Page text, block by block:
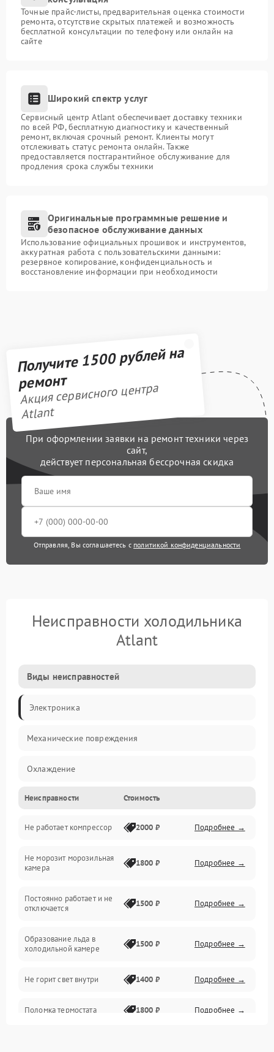
Точные прайс-листы, предварительная оценка стоимости
ремонта, отсутствие скрытых платежей и возможность
бесплатной консультации по телефону или онлайн на
сайте
Широкий спектр услуг
Сервисный центр Atlant обеспечивает доставку техники
по всей РФ, бесплатную диагностику и качественный
ремонт, включая срочный ремонт. Клиенты могут
отслеживать статус ремонта онлайн. Также
предоставляется постгарантийное обслуживание для
продления срока службы техники
Оригинальные программные решение и
безопасное обслуживание данных
Использование официальных прошивок и инструментов,
аккуратная работа с пользовательскими данными:
резервное копирование, конфиденциальность и
восстановление информации при необходимости
Получите 1500 рублей на
ремонт
Акция сервисного центра
Atlant
При оформлении заявки на ремонт техники через
сайт,
действует персональная бессрочная скидка
Отправляя, Вы соглашаетесь с политикой конфиденциальности
Неисправности холодильника
Atlant
Виды неисправностей
Электроника
Механические повреждения
Охлаждение
Механика
Электропитание
Дренаж
Неисправности Стоимость
Не работает компрессор 2000 ₽ Подробнее →
Не морозит морозильная
камера
1800 ₽ Подробнее →
Постоянно работает и не
отключается
1500 ₽ Подробнее →
Образование льда в
холодильной камере
1500 ₽ Подробнее →
Не горит свет внутри 1400 ₽ Подробнее →
Поломка термостата 1800 ₽ Подробнее →